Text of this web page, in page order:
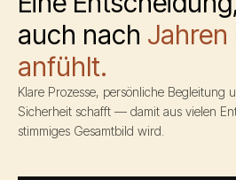
auch nach
anfühlt.
Klare Prozesse, persönliche Begleitung
Sicherheit schafft — damit aus vielen
stimmiges Gesamtbild wird.